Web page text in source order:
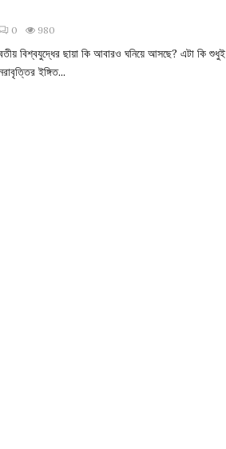
0 980
বিশ্বযুদ্ধের ছায়া কি আবারও ঘনিয়ে আসছে? এটা কি শুধুই
ইঙ্গিত...